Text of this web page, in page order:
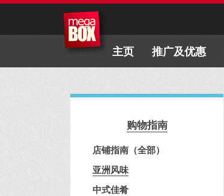
主页 推广及优惠
购物指南
店铺指南（全部）
亚洲风味
中式佳肴